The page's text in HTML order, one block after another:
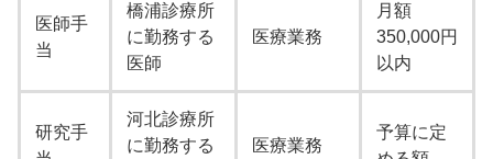
医師手
当
橋浦診療所
に勤務する
医師
医療業務
月額
350,000円
以内
研究手
河北診療所
に勤務する
医療業務
予算に定